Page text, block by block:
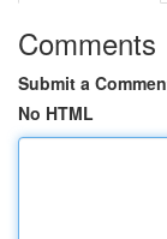
Comments
Submit a
No HTML